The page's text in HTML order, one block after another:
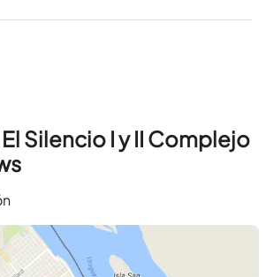
Silencio I y II Complejo